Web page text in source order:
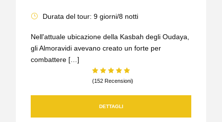
Durata del tour: 9 giorni/8 notti
Nell'attuale ubicazione della Kasbah degli Oudaya,
gli Almoravidi avevano creato un forte per
combattere […]
(152 Recensioni)
DETTAGLI